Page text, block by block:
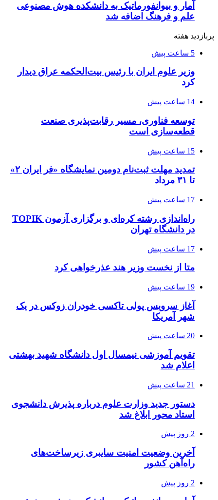
آمار و بیوانفورماتیک به دانشکده هوش مصنوعی
علم و فرهنگ اضافه شد
پربازدید هفته
5 ساعت پیش
وزیر علوم ایران با رئیس بیت‌الحکمه عراق دیدار
کرد
14 ساعت پیش
توسعه فناوری، مسیر رقابت‌پذیری صنعت
قطعه‌سازی است
15 ساعت پیش
تمدید مهلت ثبت‌نام دومین نمایشگاه «فر ایران ۲»
تا ۳۱ مرداد
17 ساعت پیش
راه‌اندازی رشته کره‌ای و برگزاری آزمون TOPIK
در دانشگاه تهران
17 ساعت پیش
متا از نخست وزیر هند عذرخواهی کرد
19 ساعت پیش
آغاز سرویس پولی تاکسی خودران زوکس در یک
شهر آمریکا
20 ساعت پیش
تقویم آموزشی نیمسال اول دانشگاه شهید بهشتی
اعلام شد
21 ساعت پیش
دستور جدید وزارت علوم درباره پذیرش دانشجوی
استاد محور ابلاغ شد
2 روز پیش
آخرین وضعیت امنیت سایبری زیرساخت‌های
راه‌آهن کشور
2 روز پیش